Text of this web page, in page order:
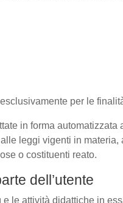
per le
in forma
leggi vigenti in
o costituenti reato.
dell’utente
le attività didattiche in